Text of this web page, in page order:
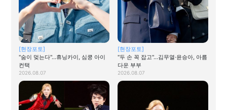
[현장포토]
"숨이 멎는다"…휴닝카이, 심쿵 아이
컨택
2026.08.07
[현장포토]
"두 손 꼭 잡고"…김무열·윤승아, 아름
다운 부부
2026.08.07